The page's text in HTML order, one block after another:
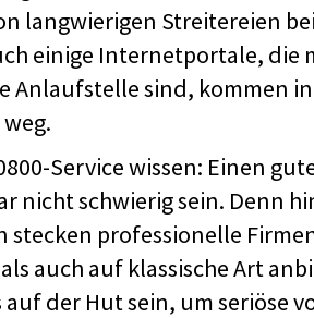
langwierigen Streitereien
einige Internetportale,
Anlaufstelle sind, kommen
Service wissen: Einen
nicht schwierig sein. Denn
stecken professionelle
auch auf klassische Art
der Hut sein, um seriöse